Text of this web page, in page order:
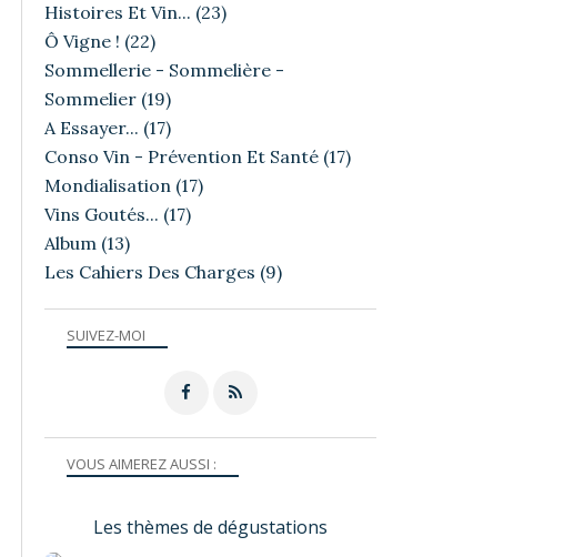
SUIVEZ-MOI
VOUS AIMEREZ AUSSI :
Les thèmes de dégustations
Histoires Et Vin... (23)
Ô Vigne ! (22)
Sommellerie - Sommelière -
Sommelier (19)
A Essayer... (17)
Conso Vin - Prévention Et Santé (17)
Mondialisation (17)
Vins Goutés... (17)
Album (13)
Les Cahiers Des Charges (9)